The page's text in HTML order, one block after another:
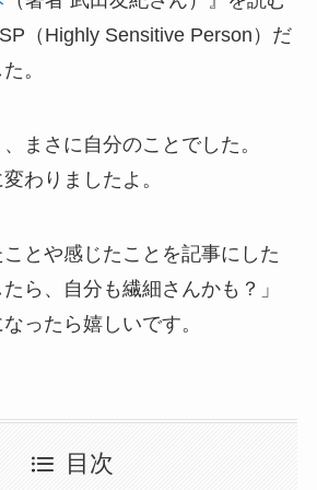
（Highly Sensitive Person）だ
。
まさに自分のことでした。
わりましたよ。
とや感じたことを記事にした
ら、自分も繊細さんかも？」
ったら嬉しいです。
目次